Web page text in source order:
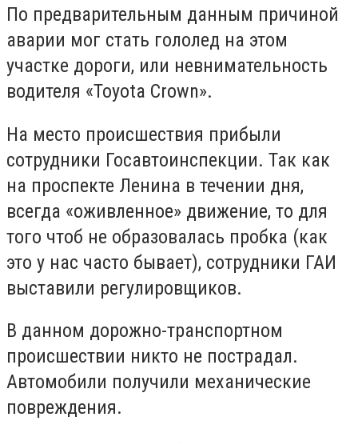
По предварительным данным причиной
аварии мог стать гололед на этом
участке дороги, или невнимательность
водителя «Toyota Crown».
На место происшествия прибыли
сотрудники Госавтоинспекции. Так как
на проспекте Ленина в течении дня,
всегда «оживленное» движение, то для
того чтоб не образовалась пробка (как
это у нас часто бывает), сотрудники ГАИ
выставили регулировщиков.
В данном дорожно-транспортном
происшествии никто не пострадал.
Автомобили получили механические
повреждения.